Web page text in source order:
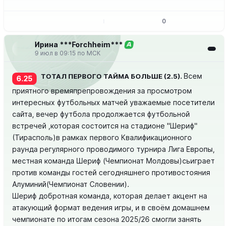
0
Ирина ***Forchheim*** А
9 июл в 09:15 по МСК
6.25 ТОТАЛ ПЕРВОГО ТАЙМА БОЛЬШЕ (2.5). Всем
приятного времяпрепровождения за просмотром
интересных футбольных матчей уважаемые посетители
сайта, вечер футбола продолжается футбольной
встречей ,которая состоится на стадионе "Шериф"
(Тирасполь)в рамках первого Квалификационного
раунда регулярного проводимого турнира Лига Европы,
местная команда Шериф (Чемпионат Молдовы)сьиграет
против команды гостей сегодняшнего противостояния
Алуминий(Чемпионат Словении).
Шериф добротная команда, которая делает акцент на
атакующий формат ведения игры, и в своём домашнем
чемпионате по итогам сезона 2025/26 смогли занять